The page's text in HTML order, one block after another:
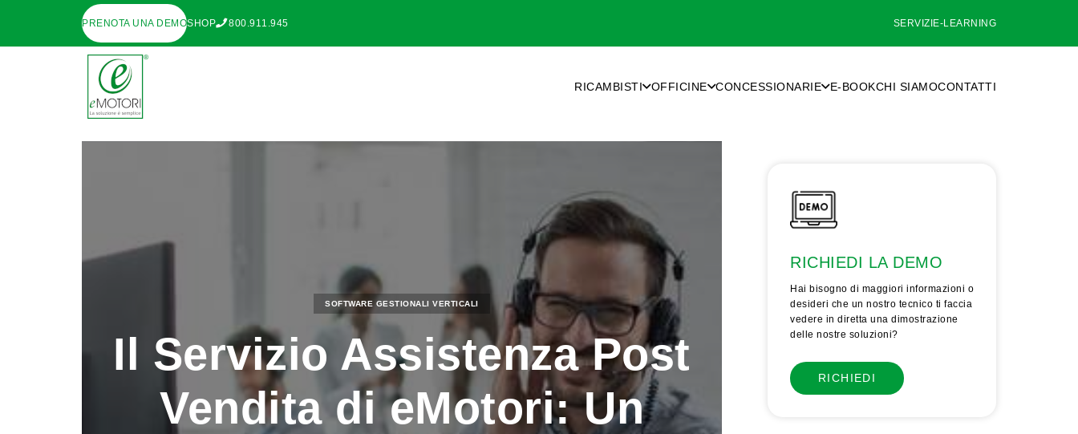
PRENOTA UNA DEMOSHOP 800.911.945 SERVIZI E-LEARNING
RICAMBISTI OFFICINE CONCESSIONARIE E-BOOKCHI SIAMOCONTATTI
SOFTWARE GESTIONALI VERTICALI
Il Servizio Assistenza Post
Vendita di eMotori: Un
RICHIEDI LA DEMO
Hai bisogno di maggiori informazioni o
desideri che un nostro tecnico ti faccia
vedere in diretta una dimostrazione
delle nostre soluzioni?
RICHIEDI